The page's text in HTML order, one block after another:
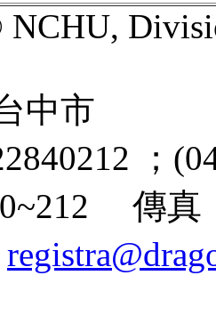
中市
；
傳